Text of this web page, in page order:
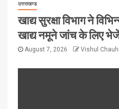
उत्तराखण्ड
खाद्य सुरक्षा विभाग ने
खाद्य नमूने जांच के लिए
August 7, 2026 Vishul